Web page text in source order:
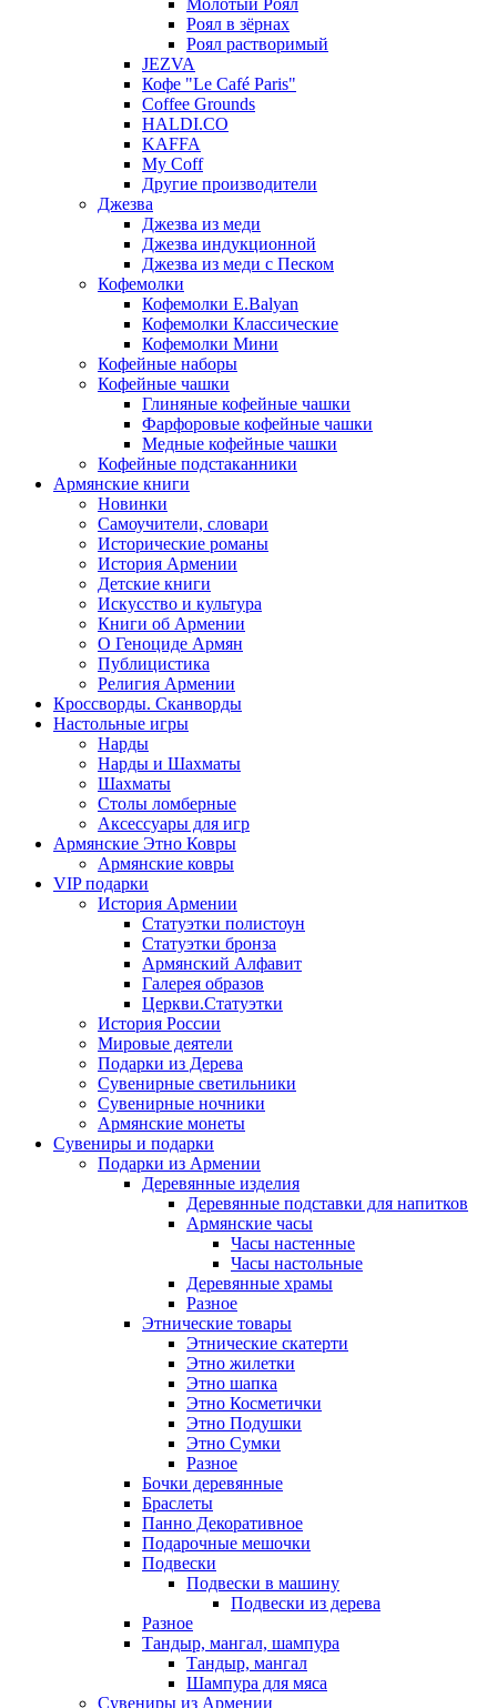
Молотый Роял
Роял в зёрнах
Роял растворимый
JEZVA
Кофе "Le Café Paris"
Coffee Grounds
HALDI.CO
KAFFA
My Coff
Другие производители
Джезва
Джезва из меди
Джезва индукционной
Джезва из меди с Песком
Кофемолки
Кофемолки E.Balyan
Кофемолки Классические
Кофемолки Мини
Кофейные наборы
Кофейные чашки
Глиняные кофейные чашки
Фарфоровые кофейные чашки
Медные кофейные чашки
Кофейные подстаканники
Армянские книги
Новинки
Самоучители, словари
Исторические романы
История Армении
Детские книги
Иcкусство и культура
Книги об Армении
О Геноциде Армян
Публицистика
Религия Армении
Кроссворды. Сканворды
Настольные игры
Нарды
Нарды и Шахматы
Шахматы
Столы ломберные
Аксессуары для игр
Армянские Этно Ковры
Армянские ковры
VIP подарки
История Армении
Статуэтки полистоун
Статуэтки бронза
Армянский Алфавит
Галерея образов
Церкви.Статуэтки
История России
Мировые деятели
Подарки из Дерева
Сувенирные светильники
Сувенирные ночники
Армянские монеты
Сувениры и подарки
Подарки из Армении
Деревянные изделия
Деревянные подставки для напитков
Армянские часы
Часы настенные
Часы настольные
Деревянные храмы
Разное
Этнические товары
Этнические скатерти
Этно жилетки
Этно шапка
Этно Косметички
Этно Подушки
Этно Сумки
Разное
Бочки деревянные
Браслеты
Панно Декоративное
Подарочные мешочки
Подвески
Подвески в машину
Подвески из дерева
Разное
Тандыр, мангал, шампура
Тандыр, мангал
Шампура для мяса
Сувениры из Армении